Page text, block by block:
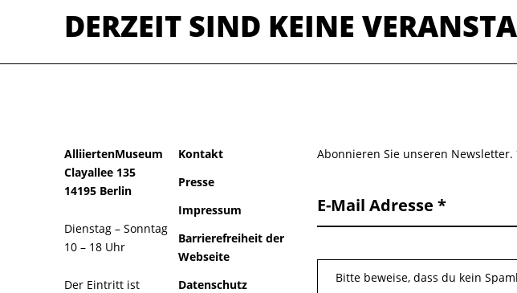
DERZEIT SIND KEINE
AlliiertenMuseum
Clayallee 135
14195 Berlin
Dienstag – Sonntag
10 – 18 Uhr
Der Eintritt ist
Kontakt
Presse
Impressum
Barrierefreiheit der
Webseite
Datenschutz
Abonnieren Sie unseren
E-Mail Adresse
Bitte beweise, dass du kein